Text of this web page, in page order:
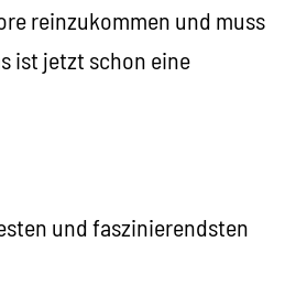
reinzukommen und muss
ist jetzt schon eine
und faszinierendsten